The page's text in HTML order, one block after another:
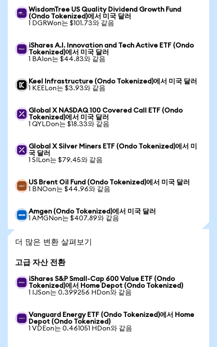
WisdomTree US Quality Dividend Growth Fund
(Ondo Tokenized)에서 미국 달러
1 DGRWon는 $101.73와 같음
iShares A.I. Innovation and Tech Active ETF (Ondo
Tokenized)에서 미국 달러
1 BAIon는 $44.83와 같음
Keel Infrastructure (Ondo Tokenized)에서 미국 달러
1 KEELon는 $3.93와 같음
Global X NASDAQ 100 Covered Call ETF (Ondo
Tokenized)에서 미국 달러
1 QYLDon는 $18.33와 같음
Global X Silver Miners ETF (Ondo Tokenized)에서 미
국 달러
1 SILon는 $79.45와 같음
US Brent Oil Fund (Ondo Tokenized)에서 미국 달러
1 BNOon는 $44.96와 같음
Amgen (Ondo Tokenized)에서 미국 달러
1 AMGNon는 $407.89와 같음
더 많은 변환 살펴보기
고급 자산 전환
iShares S&P Small-Cap 600 Value ETF (Ondo
Tokenized)에서 Home Depot (Ondo Tokenized)
1 IJSon는 0.399256 HDon와 같음
Vanguard Energy ETF (Ondo Tokenized)에서 Home
Depot (Ondo Tokenized)
1 VDEon는 0.461051 HDon와 같음